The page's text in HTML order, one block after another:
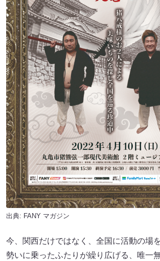
出典: FANY マガジン
今、関西だけではなく、全国に活動の場
勢いに乗ったふたりが繰り広げる、唯一